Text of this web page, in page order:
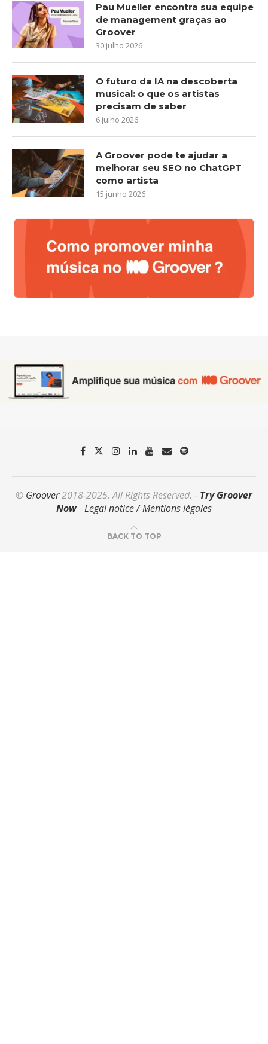
Pau Mueller encontra sua equipe
de management graças ao
Groover
30 julho 2026
O futuro da IA na descoberta
musical: o que os artistas
precisam de saber
6 julho 2026
A Groover pode te ajudar a
melhorar seu SEO no ChatGPT
como artista
15 junho 2026
© Groover2018-2025. All Rights Reserved. - Try Groover
Now-Legal notice / Mentions légales
BACK TO TOP